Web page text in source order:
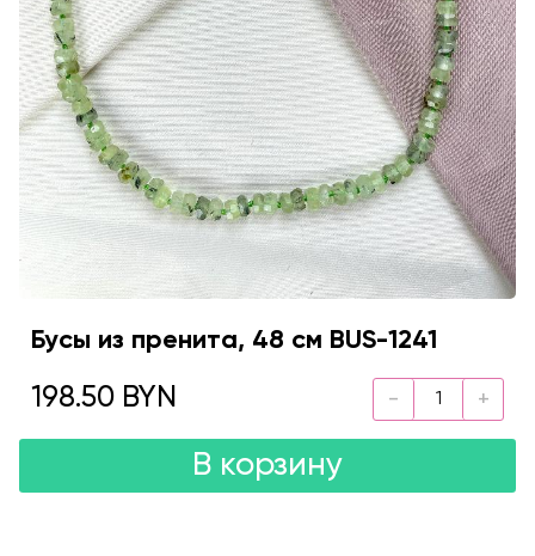
Бусы из пренита, 48 см BUS-1241
198.50 BYN
В корзину